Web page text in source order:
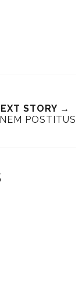
STORY →
POSTITUS